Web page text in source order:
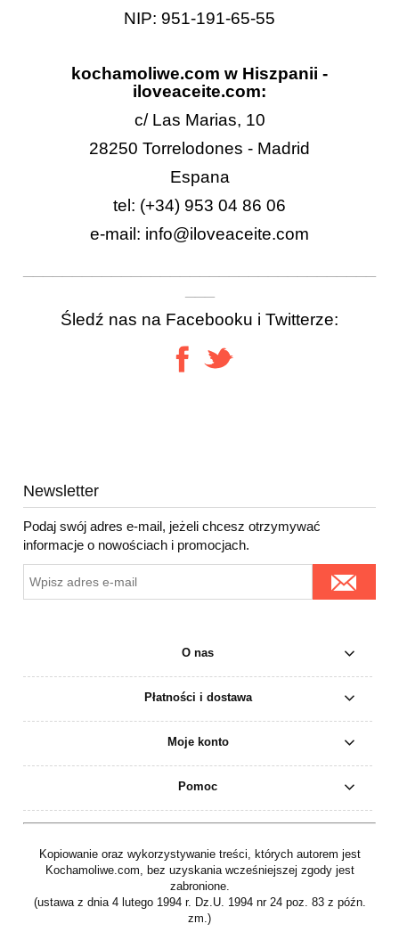
NIP: 951-191-65-55
kochamoliwe.com w Hiszpanii -
iloveaceite.com:
c/ Las Marias, 10
28250 Torrelodones - Madrid
Espana
tel: (+34) 953 04 86 06
e-mail: info@iloveaceite.com
Śledź nas na Facebooku i Twitterze:
Newsletter
Podaj swój adres e-mail, jeżeli chcesz otrzymywać
informacje o nowościach i promocjach.
O nas
Płatności i dostawa
Moje konto
Pomoc
Kopiowanie oraz wykorzystywanie treści, których autorem jest
Kochamoliwe.com, bez uzyskania wcześniejszej zgody jest
zabronione.
(ustawa z dnia 4 lutego 1994 r. Dz.U. 1994 nr 24 poz. 83 z późn.
zm.)